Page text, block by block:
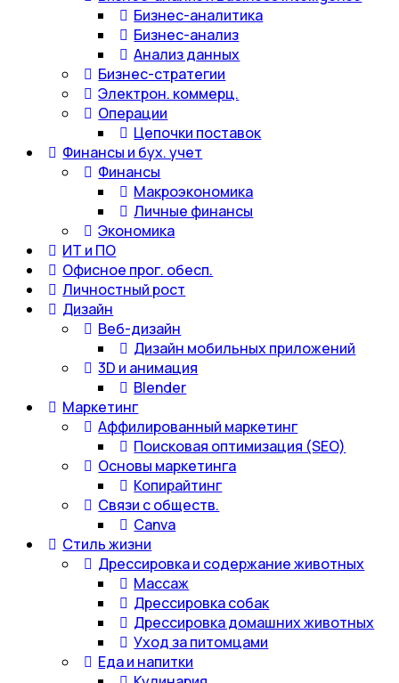
Бизнес-аналитика
Бизнес-анализ
Анализ данных
Бизнес-стратегии
Электрон. коммерц.
Операции
Цепочки поставок
Финансы и бух. учет
Финансы
Макроэкономика
Личные финансы
Экономика
ИТ и ПО
Офисное прог. обесп.
Личностный рост
Дизайн
Веб-дизайн
Дизайн мобильных приложений
3D и анимация
Blender
Маркетинг
Аффилированный маркетинг
Поисковая оптимизация (SEO)
Основы маркетинга
Копирайтинг
Связи с обществ.
Canva
Стиль жизни
Дрессировка и содержание животных
Массаж
Дрессировка собак
Дрессировка домашних животных
Уход за питомцами
Еда и напитки